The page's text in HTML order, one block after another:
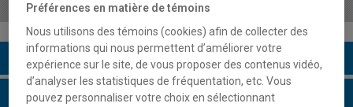
Description du cours
Horaire - Été 2026
Préférences en matière de témoins
Nous utilisons des témoins (cookies) afin de collecter des
informations qui nous permettent d’améliorer votre
expérience sur le site, de vous proposer des contenus vidéo,
d’analyser les statistiques de fréquentation, etc. Vous
pouvez personnaliser votre choix en sélectionnant